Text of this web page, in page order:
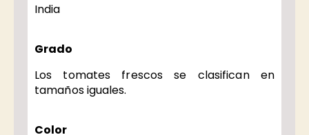
India
Grado
Los tomates frescos se clasifican en
tamaños iguales.
Color